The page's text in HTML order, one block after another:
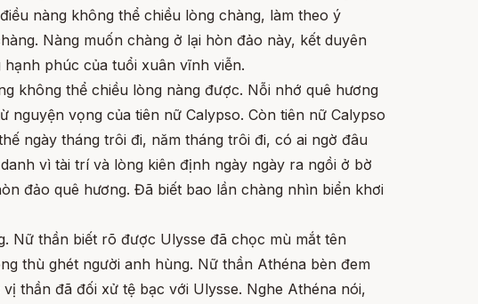
nàng không thể chiều lòng chàng, làm theo ý
Nàng muốn chàng ở lại hòn đảo này, kết duyên
phúc của tuổi xuân vĩnh viễn.
không thể chiều lòng nàng được. Nỗi nhớ quê hương
vọng của tiên nữ Calypso. Còn tiên nữ Calypso
ngày tháng trôi đi, năm tháng trôi đi, có ai ngờ đâu
vì tài trí và lòng kiên định ngày ngày ra ngồi ở bờ
đảo quê hương. Đã biết bao lần chàng nhìn biển khơi
Nữ thần biết rõ được Ulysse đã chọc mù mắt tên
thù ghét người anh hùng. Nữ thần Athéna bèn đem
thần đã đối xử tệ bạc với Ulysse. Nghe Athéna nói,